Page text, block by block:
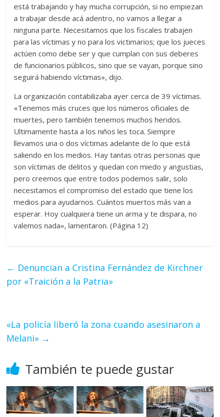
está trabajando y hay mucha corrupción, si no empiezan
a trabajar desde acá adentro, no vamos a llegar a
ninguna parte. Necesitamos que los fiscales trabajen
para las víctimas y no para los victimarios; que los jueces
actúen como debe ser y que cumplan con sus deberes
de funcionarios públicos, sino que se vayan, porque sino
seguirá habiendo víctimas», dijo.
La organización contabilizaba ayer cerca de 39 víctimas.
«Tenemos más cruces que los números oficiales de
muertes, pero también tenemos muchos heridos.
Ultimamente hasta a los niños les toca. Siempre
llevamos una o dos víctimas adelante de lo que está
saliendo en los medios. Hay tantas otras personas que
son víctimas de delitos y quedan con miedo y angustias,
pero creemos que entre todos podemos salir, solo
necesitamos el compromiso del estado que tiene los
medios para ayudarnos. Cuántos muertos más van a
esperar. Hoy cualquiera tiene un arma y te dispara, no
valemos nada», lamentaron. (Página 12)
← Denuncian a Cristina Fernández de Kirchner
por «Traición a la Patria»
«La policía liberó la zona cuando asesinaron a
Melani» →
También te puede gustar